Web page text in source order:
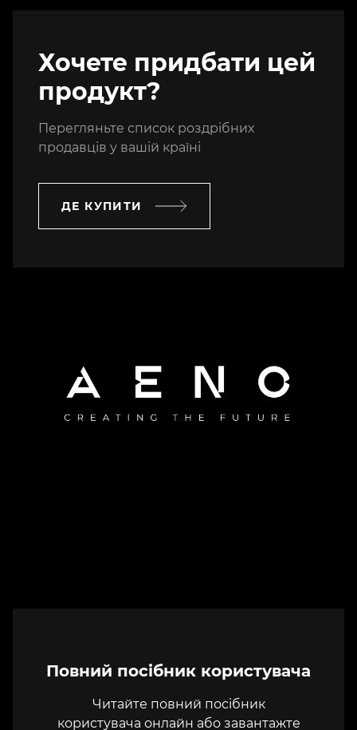
Хочете придбати цей
продукт?
Перегляньте список роздрібних
продавців у вашій країні
ДЕ КУПИТИ
Повний посібник користувача
Читайте повний посібник
користувача онлайн або завантажте